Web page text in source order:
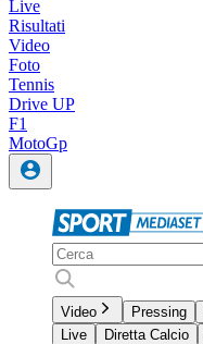
Live
Risultati
Video
Foto
Tennis
Drive UP
F1
MotoGp
Video Pressing
Live
Diretta Calcio